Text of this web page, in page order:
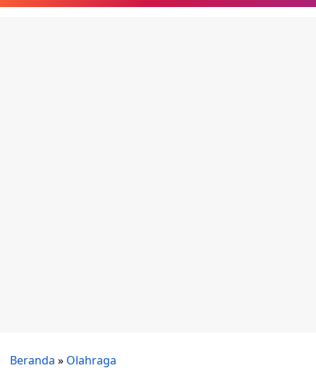
Beranda » Olahraga